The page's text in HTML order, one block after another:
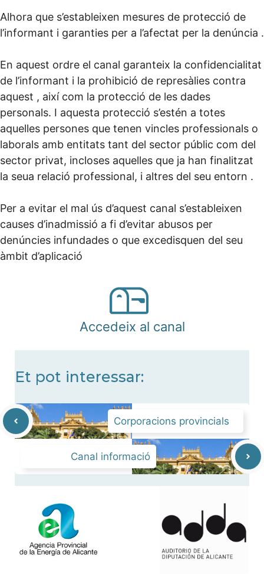
Alhora que s’estableixen mesures de protecció de
l’informant i garanties per a l’afectat per la denúncia .
En aquest ordre el canal garanteix la confidencialitat
de l’informant i la prohibició de represàlies contra
aquest , així com la protecció de les dades
personals. I aquesta protecció s’estén a totes
aquelles persones que tenen vincles professionals o
laborals amb entitats tant del sector públic com del
sector privat, incloses aquelles que ja han finalitzat
la seua relació professional, i altres del seu entorn .
Per a evitar el mal ús d’aquest canal s’estableixen
causes d’inadmissió a fi d’evitar abusos per
denúncies infundades o que excedisquen del seu
àmbit d’aplicació
Accedeix al canal
Et pot interessar:
Corporacions provincials
Canal informació